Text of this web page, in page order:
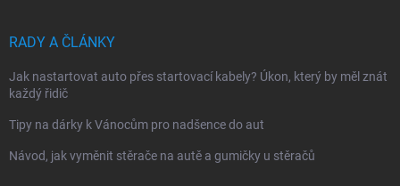
RADY A ČLÁNKY
Jak nastartovat auto přes startovací kabely? Úkon, který by měl znát
každý řidič
Tipy na dárky k Vánocům pro nadšence do aut
Návod, jak vyměnit stěrače na autě a gumičky u stěračů